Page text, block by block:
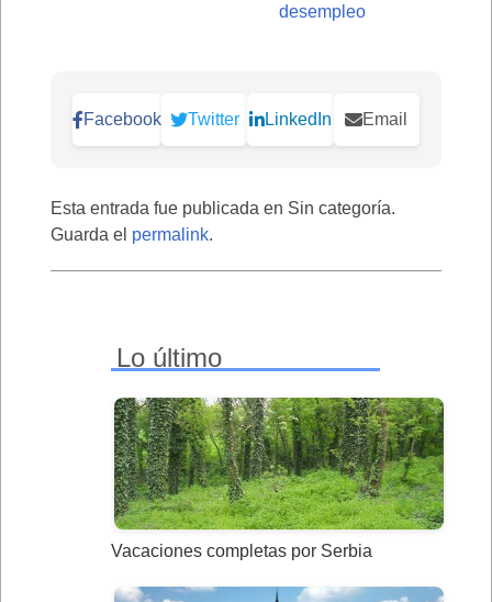
desempleo
Facebook Twitter LinkedIn Email
Esta entrada fue publicada en Sin categoría.
Guarda el permalink.
Lo último
Vacaciones completas por Serbia